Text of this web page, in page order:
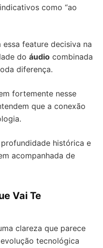
como “ao
essa feature decisiva na
do áudio combinada
diferença.
fortemente nesse
que a conexão
histórica e
acompanhada de
Vai Te
clareza que parece
tecnológica